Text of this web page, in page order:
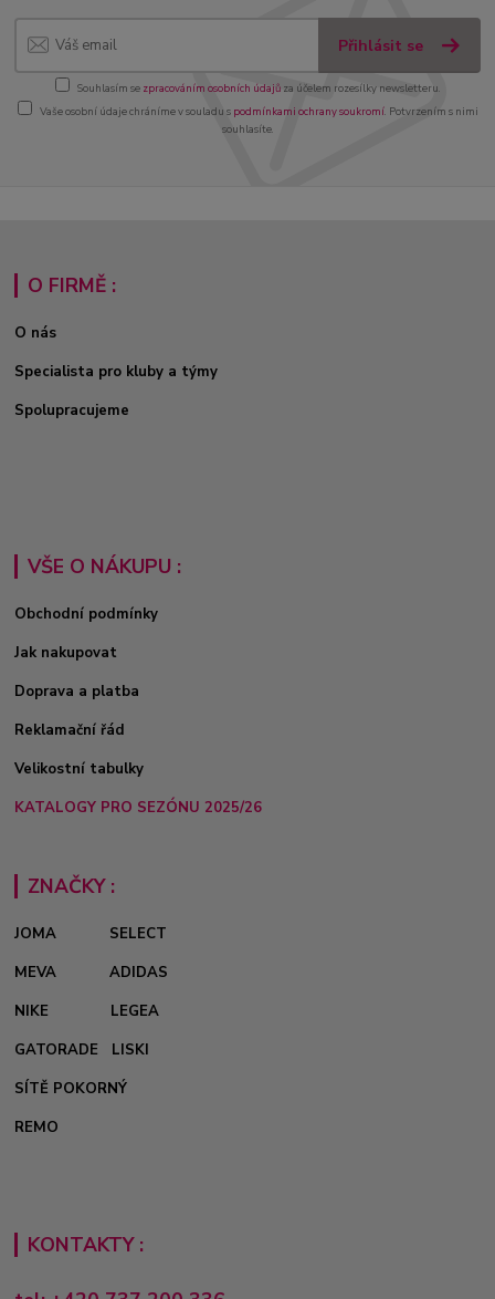
Přihlásit se
Souhlasím se zpracováním osobních údajůza účelem rozesílky newsletteru.
Vaše osobní údaje chráníme v souladu s podmínkami ochrany soukromí. Potvrzením s nimi
souhlasíte.
O FIRMĚ :
O nás
Specialista pro kluby a týmy
Spolupracujeme
VŠE O NÁKUPU :
Obchodní podmínky
Jak nakupovat
Doprava a platba
Reklamační řád
Velikostní tabulky
KATALOGY PRO SEZÓNU 2025/26
ZNAČKY :
JOMA
SELECT
MEVA
ADIDAS
NIKE
LEGEA
GATORADE
LISKI
SÍTĚ POKORNÝ
REMO
KONTAKTY :